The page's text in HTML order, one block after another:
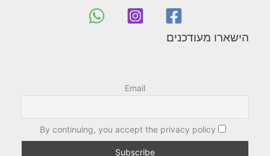
u
הישארו מעודכנים
Email
By continuing, you accept the privacy policy